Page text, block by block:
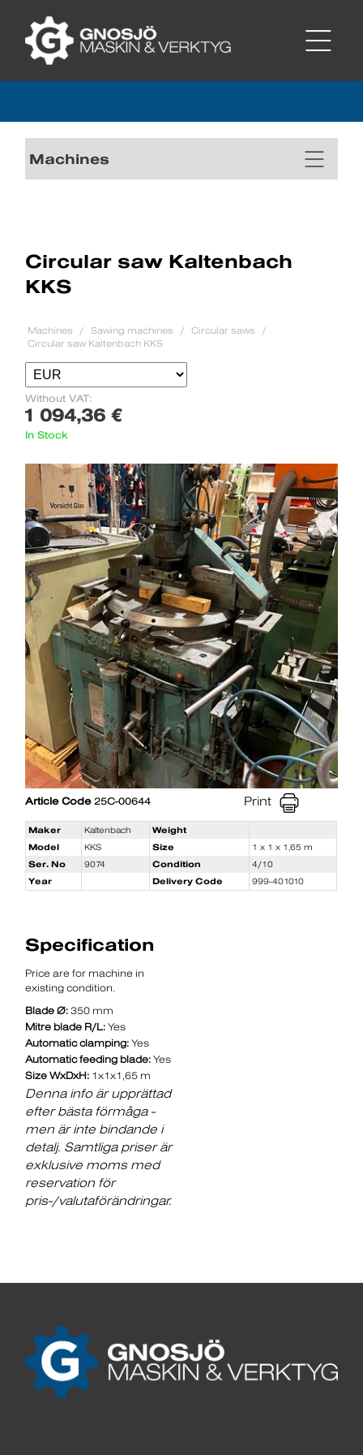
Machines
Circular saw Kaltenbach
KKS
Machines Sawing machines
Circular saws
Circular saw Kaltenbach KKS
Without VAT:
1 094,36 €
In Stock
Article Code25C-00644 Print
Maker Kaltenbach
Weight
Model
KKS Size
1 x 1 x 1,65 m
Ser. No
9074 Condition
4/10
Year
Delivery Code 999-401010
Specification
Price are for machine in
existing condition.
Blade Ø: 350 mm
Mitre blade R/L: Yes
Automatic clamping: Yes
Automatic feeding blade: Yes
Size WxDxH: 1x1x1,65 m
Denna info är upprättad
efter bästa förmåga -
men är inte bindande i
detalj. Samtliga priser är
exklusive moms med
reservation för
pris-/valutaförändringar.